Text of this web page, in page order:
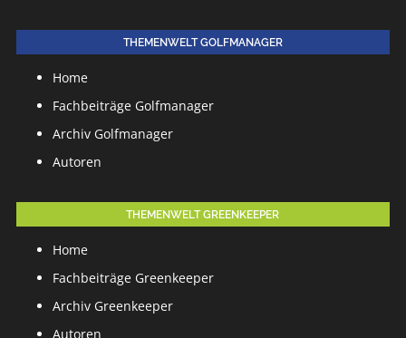
THEMENWELT GOLFMANAGER
Home
Fachbeiträge Golfmanager
Archiv Golfmanager
Autoren
THEMENWELT GREENKEEPER
Home
Fachbeiträge Greenkeeper
Archiv Greenkeeper
Autoren